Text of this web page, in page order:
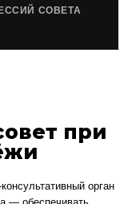
СОВЕТА
при
орган